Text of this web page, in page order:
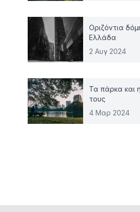
Οριζόντια
Ελλάδα
2 Αυγ 2024
Τα πάρκα και
τους
4 Μαρ 2024